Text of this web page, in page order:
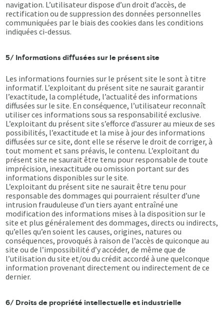
navigation. L’utilisateur dispose d’un droit d’accès, de
rectification ou de suppression des données personnelles
communiquées par le biais des cookies dans les conditions
indiquées ci-dessus.
5/ Informations diffusées sur le présent site
Les informations fournies sur le présent site le sont à titre
informatif. L’exploitant du présent site ne saurait garantir
l’exactitude, la complétude, l’actualité des informations
diffusées sur le site. En conséquence, l’utilisateur reconnaît
utiliser ces informations sous sa responsabilité exclusive.
L’exploitant du présent site s’efforce d’assurer au mieux de ses
possibilités, l’exactitude et la mise à jour des informations
diffusées sur ce site, dont elle se réserve le droit de corriger, à
tout moment et sans préavis, le contenu. L’exploitant du
présent site ne saurait être tenu pour responsable de toute
imprécision, inexactitude ou omission portant sur des
informations disponibles sur le site.
L’exploitant du présent site ne saurait être tenu pour
responsable des dommages qui pourraient résulter d’une
intrusion frauduleuse d’un tiers ayant entraîné une
modification des informations mises à la disposition sur le
site et plus généralement des dommages, directs ou indirects,
qu’elles qu’en soient les causes, origines, natures ou
conséquences, provoqués à raison de l’accès de quiconque au
site ou de l’impossibilité d’y accéder, de même que de
l’utilisation du site et/ou du crédit accordé à une quelconque
information provenant directement ou indirectement de ce
dernier.
6/ Droits de propriété intellectuelle et industrielle